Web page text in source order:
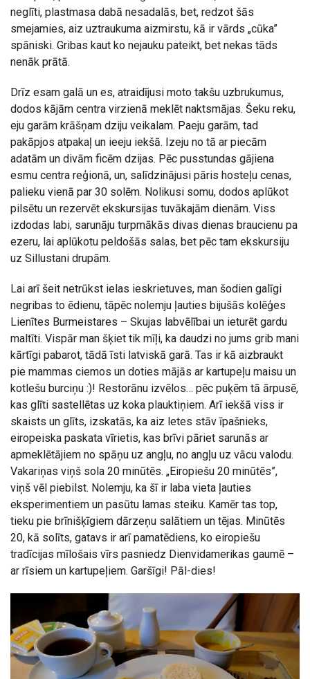
neglīti, plastmasa dabā nesadalās, bet, redzot šās
smejamies, aiz uztraukuma aizmirstu, kā ir vārds „cūka”
spāniski. Gribas kaut ko nejauku pateikt, bet nekas tāds
nenāk prātā.
Drīz esam galā un es, atraidījusi moto takšu uzbrukumus,
dodos kājām centra virzienā meklēt naktsmājas. Šeku reku,
eju garām krāšņam dziju veikalam. Paeju garām, tad
pakāpjos atpakaļ un ieeju iekšā. Izeju no tā ar piecām
adatām un divām ficēm dzijas. Pēc pusstundas gājiena
esmu centra reģionā, un, salīdzinājusi pāris hosteļu cenas,
palieku vienā par 30 solēm. Nolikusi somu, dodos aplūkot
pilsētu un rezervēt ekskursijas tuvākajām dienām. Viss
izdodas labi, sarunāju turpmākās divas dienas braucienu pa
ezeru, lai aplūkotu peldošās salas, bet pēc tam ekskursiju
uz Sillustani drupām.
Lai arī šeit netrūkst ielas ieskrietuves, man šodien galīgi
negribas to ēdienu, tāpēc nolemju ļauties bijušās kolēģes
Lienītes Burmeistares – Skujas labvēlībai un ieturēt gardu
maltīti. Vispār man šķiet tik mīļi, ka daudzi no jums grib mani
kārtīgi pabarot, tādā īsti latviskā garā. Tas ir kā aizbraukt
pie mammas ciemos un doties mājās ar kartupeļu maisu un
kotlešu burciņu :)! Restorānu izvēlos… pēc puķēm tā ārpusē,
kas glīti sastellētas uz koka plauktiņiem. Arī iekšā viss ir
skaists un glīts, izskatās, ka aiz letes stāv īpašnieks,
eiropeiska paskata vīrietis, kas brīvi pāriet sarunās ar
apmeklētājiem no spāņu uz angļu, no angļu uz vācu valodu.
Vakariņas viņš sola 20 minūtēs. „Eiropiešu 20 minūtēs”,
viņš vēl piebilst. Nolemju, ka šī ir laba vieta ļauties
eksperimentiem un pasūtu lamas steiku. Kamēr tas top,
tieku pie brīnišķīgiem dārzeņu salātiem un tējas. Minūtēs
20, kā solīts, gatavs ir arī pamatēdiens, ko eiropiešu
tradīcijas mīlošais vīrs pasniedz Dienvidamerikas gaumē –
ar rīsiem un kartupeļiem. Garšīgi! Pāl-dies!